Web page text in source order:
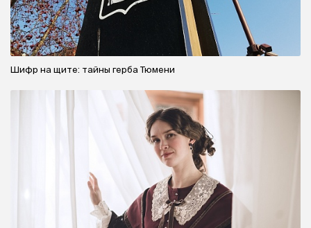
Шифр на щите: тайны герба Тюмени